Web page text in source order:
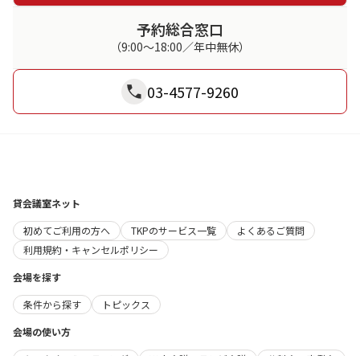
予約総合窓口
（9:00～18:00／年中無休）
03-4577-9260
貸会議室ネット
初めてご利用の方へ
TKPのサービス一覧
よくあるご質問
利用規約・キャンセルポリシー
会場を探す
条件から探す
トピックス
会場の使い方